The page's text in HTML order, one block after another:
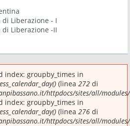
di Liberazione - I
di Liberazione -II
di errore
index: groupby_times in
(linea 272 di
httpdocs/sites/all/
index: groupby_times in
(linea 276 di
httpdocs/sites/all/